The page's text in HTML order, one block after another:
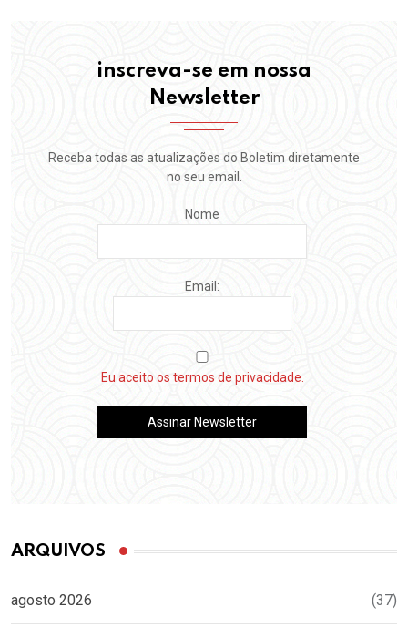
inscreva-se em nossa
Newsletter
Receba todas as atualizações do Boletim diretamente
no seu email.
Nome
Email:
Eu aceito os termos de privacidade.
ARQUIVOS
agosto 2026 (37)